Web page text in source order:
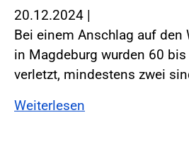
20.12.2024 |
Bei einem Anschlag auf den
in Magdeburg wurden 60
verletzt, mindestens zwei
Weiterlesen